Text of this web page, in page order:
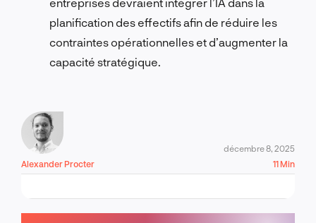
planification des effectifs afin de réduire les
contraintes opérationnelles et d’augmenter la
capacité stratégique.
Alexander Procter
décembre 8, 2025
11 Min